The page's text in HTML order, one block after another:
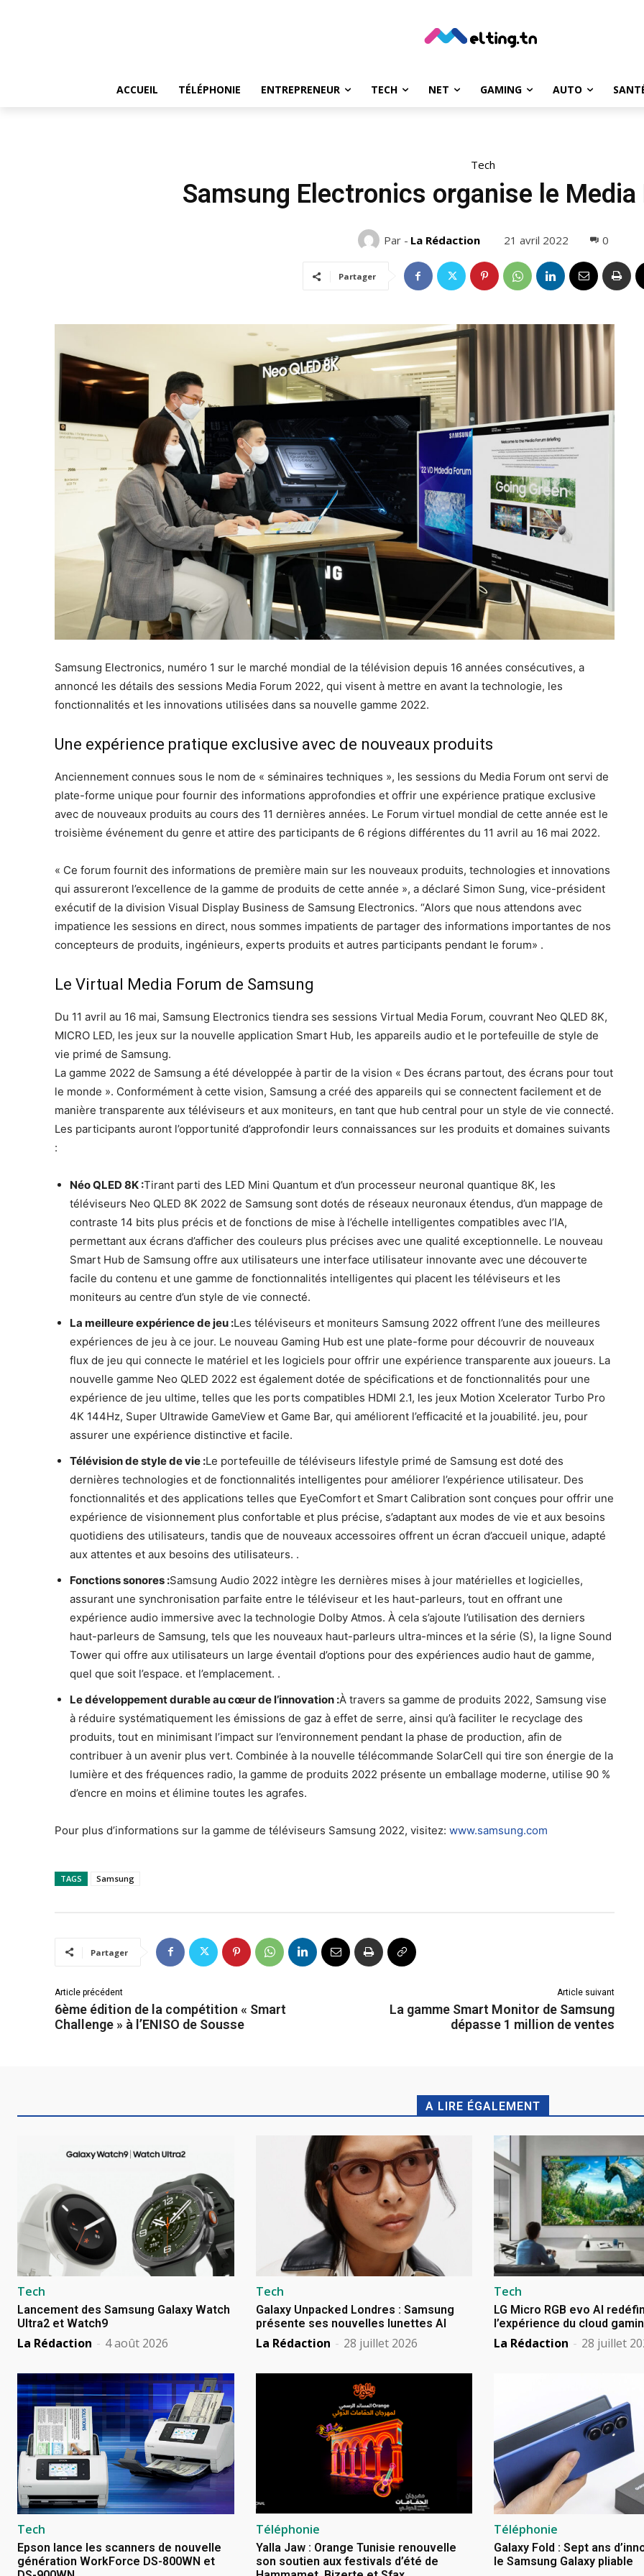
ACCUEIL TÉLÉPHONIE ENTREPRENEUR TECH NET GAMING AUTO
Tech
Samsung Electronics organise le
Par - La Rédaction 21 avril 2022 0
Partager
Samsung Electronics, numéro 1 sur le marché mondial de la télévision depuis 16 années consécutives, a
annoncé les détails des sessions Media Forum 2022, qui visent à mettre en avant la technologie, les
fonctionnalités et les innovations utilisées dans sa nouvelle gamme 2022.
Une expérience pratique exclusive avec de nouveaux produits
Anciennement connues sous le nom de « séminaires techniques », les sessions du Media Forum ont servi de
plate-forme unique pour fournir des informations approfondies et offrir une expérience pratique exclusive
avec de nouveaux produits au cours des 11 dernières années. Le Forum virtuel mondial de cette année est le
troisième événement du genre et attire des participants de 6 régions différentes du 11 avril au 16 mai 2022.
« Ce forum fournit des informations de première main sur les nouveaux produits, technologies et innovations
qui assureront l’excellence de la gamme de produits de cette année », a déclaré Simon Sung, vice-président
exécutif de la division Visual Display Business de Samsung Electronics. “Alors que nous attendons avec
impatience les sessions en direct, nous sommes impatients de partager des informations importantes de nos
concepteurs de produits, ingénieurs, experts produits et autres participants pendant le forum» .
Le Virtual Media Forum de Samsung
Du 11 avril au 16 mai, Samsung Electronics tiendra ses sessions Virtual Media Forum, couvrant Neo QLED 8K,
MICRO LED, les jeux sur la nouvelle application Smart Hub, les appareils audio et le portefeuille de style de
vie primé de Samsung.
La gamme 2022 de Samsung a été développée à partir de la vision « Des écrans partout, des écrans pour tout
le monde ». Conformément à cette vision, Samsung a créé des appareils qui se connectent facilement et de
manière transparente aux téléviseurs et aux moniteurs, en tant que hub central pour un style de vie connecté.
Les participants auront l’opportunité d’approfondir leurs connaissances sur les produits et domaines suivants
:
Néo QLED 8K :Tirant parti des LED Mini Quantum et d’un processeur neuronal quantique 8K, les
téléviseurs Neo QLED 8K 2022 de Samsung sont dotés de réseaux neuronaux étendus, d’un mappage de
contraste 14 bits plus précis et de fonctions de mise à l’échelle intelligentes compatibles avec l’IA,
permettant aux écrans d’afficher des couleurs plus précises avec une qualité exceptionnelle. Le nouveau
Smart Hub de Samsung offre aux utilisateurs une interface utilisateur innovante avec une découverte
facile du contenu et une gamme de fonctionnalités intelligentes qui placent les téléviseurs et les
moniteurs au centre d’un style de vie connecté.
La meilleure expérience de jeu :Les téléviseurs et moniteurs Samsung 2022 offrent l’une des meilleures
expériences de jeu à ce jour. Le nouveau Gaming Hub est une plate-forme pour découvrir de nouveaux
flux de jeu qui connecte le matériel et les logiciels pour offrir une expérience transparente aux joueurs. La
nouvelle gamme Neo QLED 2022 est également dotée de spécifications et de fonctionnalités pour une
expérience de jeu ultime, telles que les ports compatibles HDMI 2.1, les jeux Motion Xcelerator Turbo Pro
4K 144Hz, Super Ultrawide GameView et Game Bar, qui améliorent l’efficacité et la jouabilité. jeu, pour
assurer une expérience distinctive et facile.
Télévision de style de vie :Le portefeuille de téléviseurs lifestyle primé de Samsung est doté des
dernières technologies et de fonctionnalités intelligentes pour améliorer l’expérience utilisateur. Des
fonctionnalités et des applications telles que EyeComfort et Smart Calibration sont conçues pour offrir une
expérience de visionnement plus confortable et plus précise, s’adaptant aux modes de vie et aux besoins
quotidiens des utilisateurs, tandis que de nouveaux accessoires offrent un écran d’accueil unique, adapté
aux attentes et aux besoins des utilisateurs. .
Fonctions sonores :Samsung Audio 2022 intègre les dernières mises à jour matérielles et logicielles,
assurant une synchronisation parfaite entre le téléviseur et les haut-parleurs, tout en offrant une
expérience audio immersive avec la technologie Dolby Atmos. À cela s’ajoute l’utilisation des derniers
haut-parleurs de Samsung, tels que les nouveaux haut-parleurs ultra-minces et la série (S), la ligne Sound
Tower qui offre aux utilisateurs un large éventail d’options pour des expériences audio haut de gamme,
quel que soit l’espace. et l’emplacement. .
Le développement durable au cœur de l’innovation :À travers sa gamme de produits 2022, Samsung vise
à réduire systématiquement les émissions de gaz à effet de serre, ainsi qu’à faciliter le recyclage des
produits, tout en minimisant l’impact sur l’environnement pendant la phase de production, afin de
contribuer à un avenir plus vert. Combinée à la nouvelle télécommande SolarCell qui tire son énergie de la
lumière et des fréquences radio, la gamme de produits 2022 présente un emballage moderne, utilise 90 %
d’encre en moins et élimine toutes les agrafes.
Pour plus d’informations sur la gamme de téléviseurs Samsung 2022, visitez: www.samsung.com
TAGS Samsung
Partager
Article précédent
6ème édition de la compétition « Smart
Challenge » à l’ENISO de Sousse
Article suivant
La gamme Smart Monitor de Samsung
dépasse 1 million de ventes
A LIRE ÉGALEMENT
Tech
Lancement des Samsung Galaxy Watch
Ultra2 et Watch9
La Rédaction - 4 août 2026
Tech
Galaxy Unpacked Londres : Samsung
présente ses nouvelles lunettes AI
La Rédaction - 28 juillet 2026
Tech
LG Micro RGB evo AI
l’expérience du cloud
La Rédaction - 28 juillet
Tech
Epson lance les scanners de nouvelle
génération WorkForce DS-800WN et
Téléphonie
Yalla Jaw : Orange Tunisie renouvelle
son soutien aux festivals d’été de
Téléphonie
Galaxy Fold : Sept ans
le Samsung Galaxy pliable